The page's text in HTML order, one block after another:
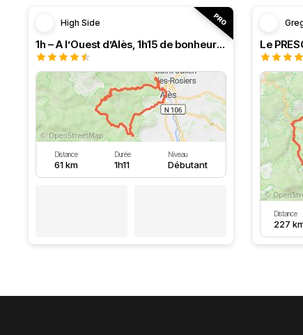
High Side
1h – A l’Ouest d’Alès, 1h15 de bonheur (HSRF23)
Distance
61 km
Durée
1h11
Niveau
Débutant
Distance
227